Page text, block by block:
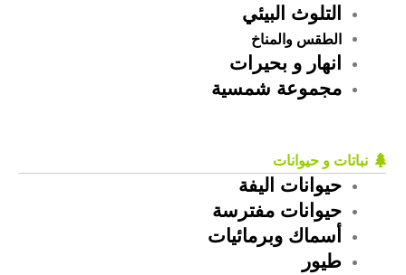
التلوث البيئي
الطقس والمناخ
انهار و بحيرات
مجموعة شمسية
نباتات و حيوانات
حيوانات اليفة
حيوانات مفترسة
أسماك وبرمائيات
طيور